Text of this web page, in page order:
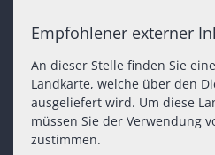
Empfohlener externer
An dieser Stelle finden Sie
Landkarte, welche über den
ausgeliefert wird. Um diese
müssen Sie der Verwendung
zustimmen.